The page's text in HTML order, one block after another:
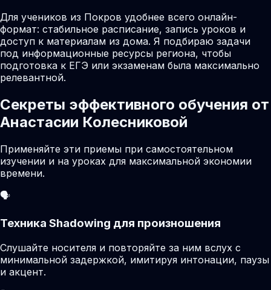
Для учеников из Покров удобнее всего онлайн-
формат: стабильное расписание, запись уроков и
доступ к материалам из дома. Я подбираю задачи
под информационные ресурсы региона, чтобы
подготовка к ЕГЭ или экзаменам была максимально
релевантной.
Секреты эффективного обучения от
Анастасии Колесниковой
Применяйте эти приемы при самостоятельном
изучении и на уроках для максимальной экономии
времени.
🗣️
Техника Shadowing для произношения
Слушайте носителя и повторяйте за ним вслух с
минимальной задержкой, имитируя интонации, паузы
и акцент.